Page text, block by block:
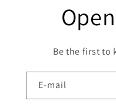
Be the first to
E-mail